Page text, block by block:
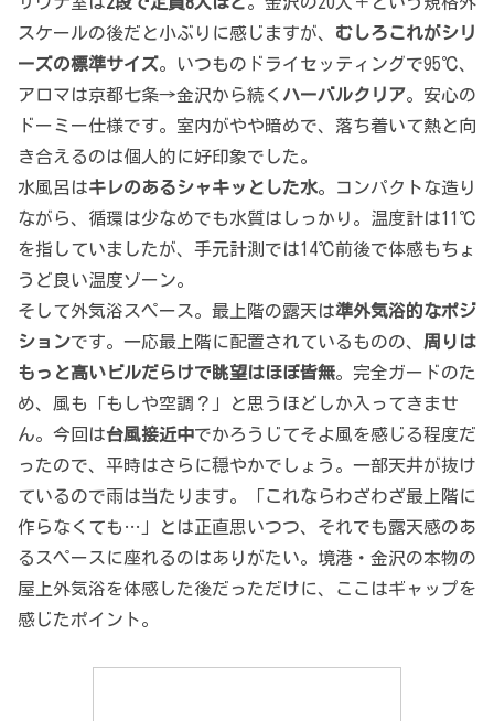
スケールの後だと小ぶりに感じますが、 むしろこれがシリ
ーズの標準サイズ。いつものドライセッティングで95℃、
アロマは京都七条→金沢から続く ハーバルクリア。安心の
ドーミー仕様です。室内がやや暗めで、落ち着いて熱と向
き合えるのは個人的に好印象でした。
水風呂はキレのあるシャキッとした水。コンパクトな造り
ながら、循環は少なめでも水質はしっかり。温度計は11℃
を指していましたが、手元計測では14℃前後で体感もちょ
うど良い温度ゾーン。
そして外気浴スペース。最上階の露天は準外気浴的なポジ
ションです。一応最上階に配置されているものの、 周りは
もっと高いビルだらけで眺望はほぼ皆無。完全ガードのた
め、風も「もしや空調？」と思うほどしか入ってきませ
ん。今回は台風接近中でかろうじてそよ風を感じる程度だ
ったので、平時はさらに穏やかでしょう。一部天井が抜け
ているので雨は当たります。「これならわざわざ最上階に
作らなくても…」とは正直思いつつ、それでも露天感のあ
るスペースに座れるのはありがたい。境港・金沢の本物の
屋上外気浴を体感した後だっただけに、ここはギャップを
感じたポイント。